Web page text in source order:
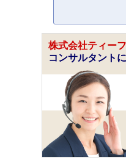
株式会社ティー
コンサルタント